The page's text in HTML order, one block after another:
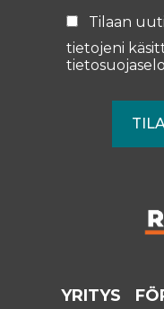
Tilaan
tietojeni
YRITYS